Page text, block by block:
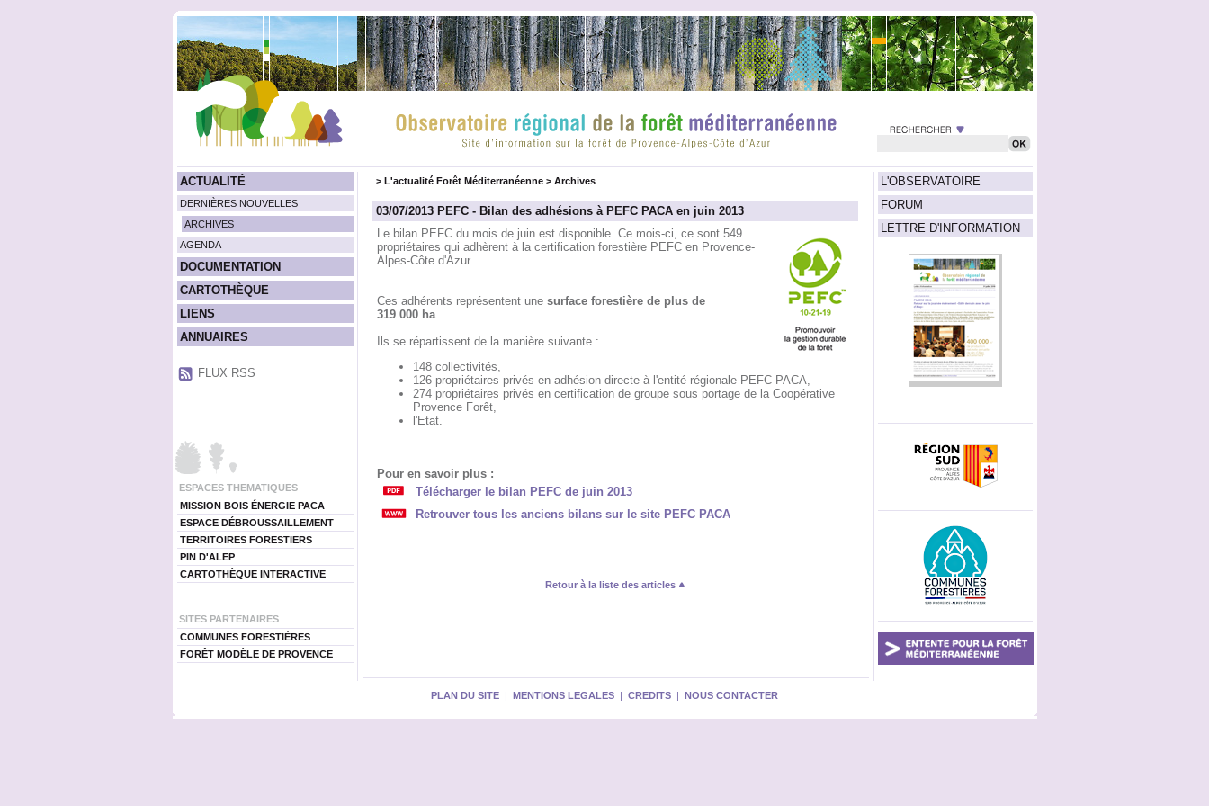
ACTUALITÉ
DERNIÈRES NOUVELLES
ARCHIVES
AGENDA
DOCUMENTATION
CARTOTHÈQUE
LIENS
ANNUAIRES
FLUX RSS
ESPACES THEMATIQUES
MISSION BOIS ÉNERGIE PACA
ESPACE DÉBROUSSAILLEMENT
TERRITOIRES FORESTIERS
PIN D'ALEP
CARTOTHÈQUE INTERACTIVE
SITES PARTENAIRES
COMMUNES FORESTIÈRES
FORÊT MODÈLE DE PROVENCE
L'OBSERVATOIRE
FORUM
LETTRE D'INFORMATION
> L'actualité Forêt Méditerranéenne> Archives
03/07/2013 PEFC - Bilan des adhésions à PEFC PACA en juin 2013
Le bilan PEFC du mois de juin est disponible. Ce mois-ci, ce sont 549
propriétaires qui adhèrent à la certification forestière PEFC en Provence-
Alpes-Côte d'Azur.
Ces adhérents représentent une surface forestière de plus de
319 000 ha.
Ils se répartissent de la manière suivante :
148 collectivités,
126 propriétaires privés en adhésion directe à l'entité régionale PEFC PACA,
274 propriétaires privés en certification de groupe sous portage de la Coopérative
Provence Forêt,
l'Etat.
Pour en savoir plus :
Télécharger le bilan PEFC de juin 2013
Retrouver tous les anciens bilans sur le site PEFC PACA
Retour à la liste des articles
PLAN DU SITE | MENTIONS LEGALES | CREDITS | NOUS CONTACTER